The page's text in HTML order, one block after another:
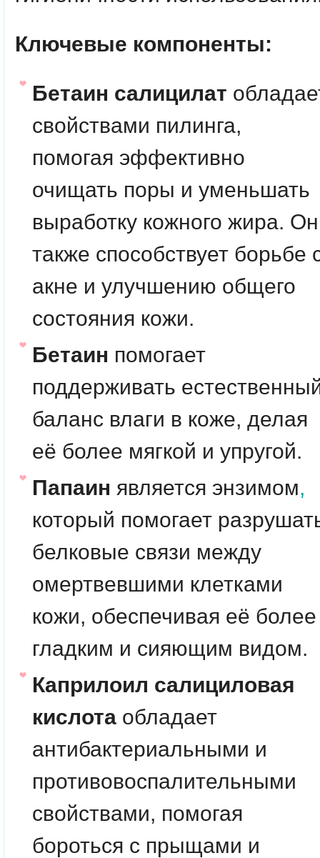
Ключевые компоненты:
Бетаин салицилат
свойствами пилинга,
помогая эффективно
очищать поры и уменьшать
выработку кожного жира. Он
также способствует борьбе
акне и улучшению общего
состояния кожи.
Бетаин помогает
поддерживать
баланс влаги в коже, делая
её более мягкой и упругой.
Папаин является энзимом,
который помогает
белковые связи между
омертвевшими клетками
кожи, обеспечивая её более
гладким и сияющим видом.
Каприлоил салициловая
кислота обладает
антибактериальными и
противовоспалительными
свойствами, помогая
бороться с прыщами и